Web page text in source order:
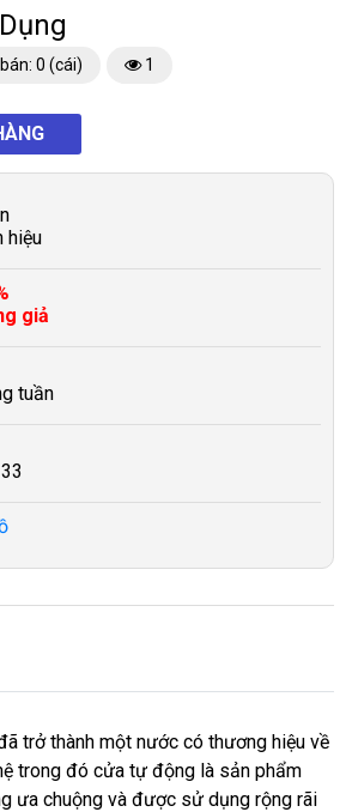
0 (cái) 1
hiệu
giả
tuần
trở thành một nước có thương hiệu về
trong đó cửa tự động là sản phẩm
ưa chuộng và được sử dụng rộng rãi